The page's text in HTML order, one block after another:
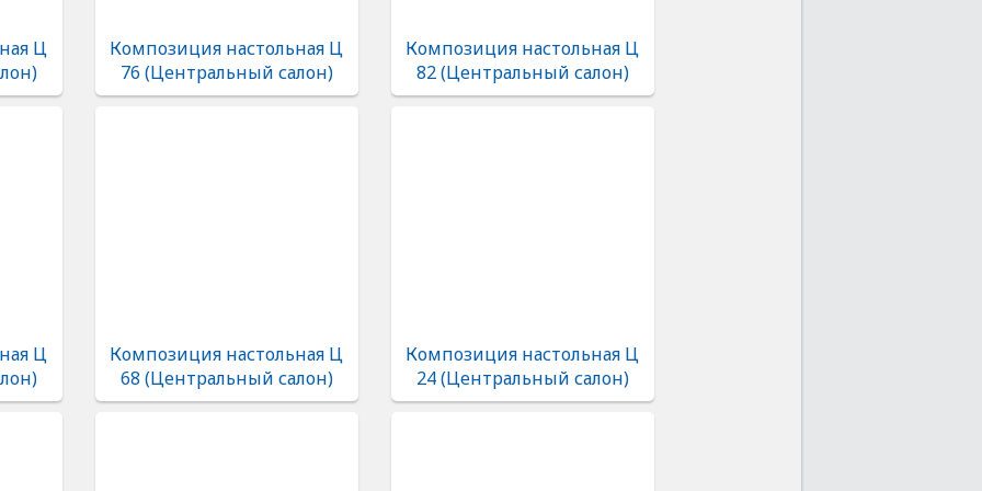
Ц
Композиция настольная Ц
76 (Центральный салон)
Композиция настольная Ц
82 (Центральный салон)
Ц
Композиция настольная Ц
68 (Центральный салон)
Композиция настольная Ц
24 (Центральный салон)